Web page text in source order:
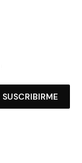
SUSCRIBIRME